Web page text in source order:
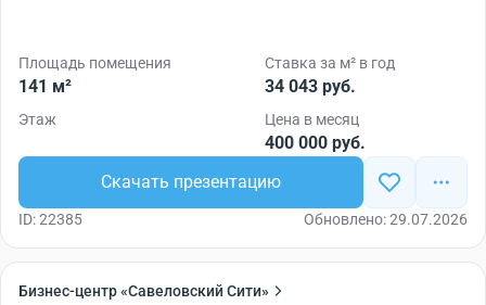
Площадь помещения
141 м²
Ставка за м² в год
34 043 руб.
Этаж Цена в месяц
400 000 руб.
Скачать презентацию
ID: 22385 Обновлено: 29.07.2026
Бизнес-центр «Савеловский Сити»